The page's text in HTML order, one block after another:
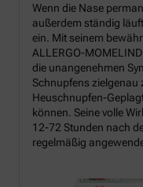
Wenn die Nase
außerdem ständig
ein. Mit seinem
ALLERGO-
die unangenehmen
Schnupfens
Heuschnupfen-
können. Seine volle
12-72 Stunden nach
regelmäßig